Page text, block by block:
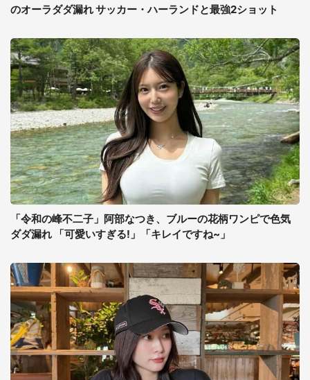
のオーラダダ漏れ サッカー・ハーランドと最強2ショット
「令和の峰不二子」阿部なつき、ブルーの花柄ワンピで色気
ダダ漏れ 「可愛いすぎる!」「キレイですね~」